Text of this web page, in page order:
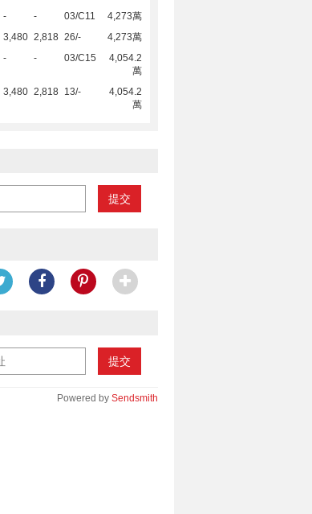
- - 03/C11
4,273萬
3,480 2,818 26/-
4,273萬
- - 03/C15
4,054.2
萬
3,480 2,818 13/-
4,054.2
萬
提交
提交
Powered by Sendsmith